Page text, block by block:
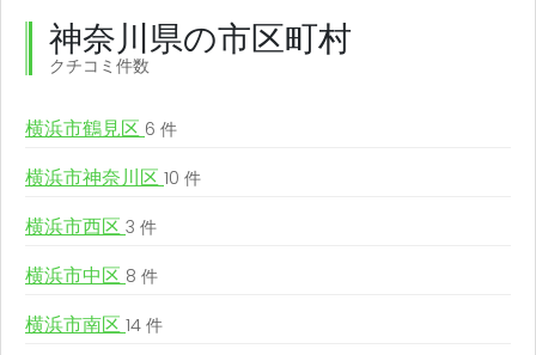
神奈川県の市区町村
クチコミ件数
横浜市鶴見区 6 件
横浜市神奈川区 10 件
横浜市西区 3 件
横浜市中区 8 件
横浜市南区 14 件